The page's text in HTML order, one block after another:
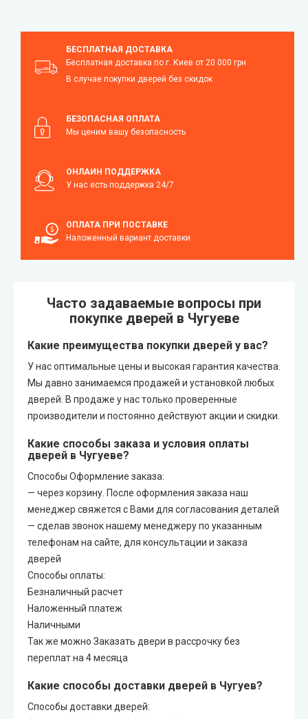
БЕСПЛАТНАЯ ДОСТАВКА
Бесплатная доставка по г. Киев от 20 000 грн
В случае покупки дверей без скидок
БЕЗОПАСНАЯ ОПЛАТА
Мы ценим вашу безопасность
ОНЛАЙН ПОДДЕРЖКА
У нас есть поддержка 24/7
ОПЛАТА ПРИ ПОСТАВКЕ
Наложенный вариант доставки
Часто задаваемые вопросы при
покупке дверей в Чугуеве
Какие преимущества покупки дверей у вас?
У нас оптимальные цены и высокая гарантия качества.
Мы давно занимаемся продажей и установкой любых
дверей. В продаже у нас только проверенные
производители и постоянно действуют акции и скидки.
Какие способы заказа и условия оплаты
дверей в Чугуеве?
Способы Оформление заказа:
— через корзину. После оформления заказа наш
менеджер свяжется с Вами для согласования деталей
— сделав звонок нашему менеджеру по указанным
телефонам на сайте, для консультации и заказа
дверей
Способы оплаты:
Безналичный расчет
Наложенный платеж
Наличными
Так же можно Заказать двери в рассрочку без
переплат на 4 месяца
Какие способы доставки дверей в Чугуев?
Способы доставки дверей: